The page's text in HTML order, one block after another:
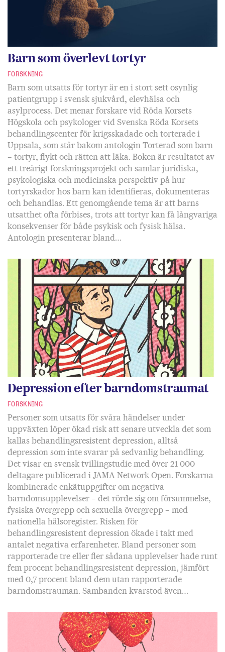
Barn som överlevt tortyr
FORSKNING
Barn som utsatts för tortyr är en i stort sett osynlig
patientgrupp i svensk sjukvård, elevhälsa och
asylprocess. Det menar forskare vid Röda Korsets
Högskola och psykologer vid Svenska Röda Korsets
behandlingscenter för krigsskadade och torterade i
Uppsala, som står bakom antologin Torterad som barn
– tortyr, flykt och rätten att läka. Boken är resultatet av
ett treårigt forskningsprojekt och samlar juridiska,
psykologiska och medicinska perspektiv på hur
tortyrskador hos barn kan identifieras, dokumenteras
och behandlas. Ett genomgående tema är att barns
utsatthet ofta förbises, trots att tortyr kan få långvariga
konsekvenser för både psykisk och fysisk hälsa.
Antologin presenterar bland…
Depression efter barndomstraumat
FORSKNING
Personer som utsatts för svåra händelser under
uppväxten löper ökad risk att senare utveckla det som
kallas behandlingsresistent depression, alltså
depression som inte svarar på sedvanlig behandling.
Det visar en svensk tvillingstudie med över 21 000
deltagare publicerad i JAMA Network Open. Forskarna
kombinerade enkätuppgifter om negativa
barndomsupplevelser – det rörde sig om försummelse,
fysiska övergrepp och sexuella övergrepp – med
nationella hälsoregister. Risken för
behandlingsresistent depression ökade i takt med
antalet negativa erfarenheter. Bland personer som
rapporterade tre eller fler sådana upplevelser hade runt
fem procent behandlingsresistent depression, jämfört
med 0,7 procent bland dem utan rapporterade
barndomstrauman. Sambanden kvarstod även…